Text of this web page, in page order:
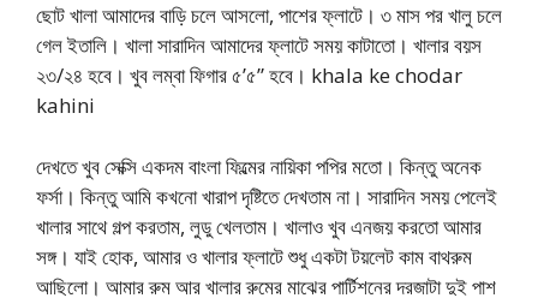
ছোট খালা আমাদের বাড়ি চলে আসলো, পাশের ফ্লাটে। ৩ মাস পর খালু চলে
গেল ইতালি। খালা সারাদিন আমাদের ফ্লাটে সময় কাটাতো। খালার বয়স
২৩/২৪ হবে। খুব লম্বা ফিগার ৫’৫” হবে। khala ke chodar
kahini
দেখতে খুব সেক্সি একদম বাংলা ফিল্মের নায়িকা পপির মতো। কিন্তু অনেক
ফর্সা। কিন্তু আমি কখনো খারাপ দৃষ্টিতে দেখতাম না। সারাদিন সময় পেলেই
খালার সাথে গল্প করতাম, লুডু খেলতাম। খালাও খুব এনজয় করতো আমার
সঙ্গ। যাই হোক, আমার ও খালার ফ্লাটে শুধু একটা টয়লেট কাম বাথরুম
আছিলো। আমার রুম আর খালার রুমের মাঝের পার্টিশনের দরজাটা দুই পাশ